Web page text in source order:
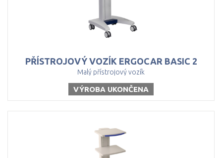
PŘÍSTROJOVÝ VOZÍK ERGOCAR BASIC 2
Malý přístrojový vozík
VÝROBA UKONČENA